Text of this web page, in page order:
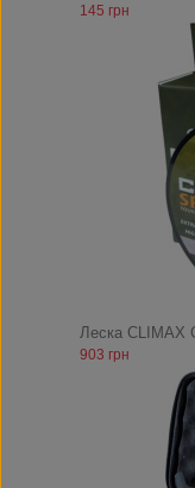
145 грн
Леска CLIMAX
903 грн